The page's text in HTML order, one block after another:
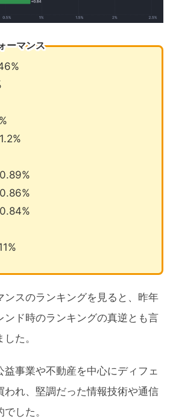
ーマンス
ンスのランキングを見ると、昨年
ンド時のランキングの真逆とも言
た。
益事業や不動産を中心にディフェ
われ、堅調だった情報技術や通信
した。